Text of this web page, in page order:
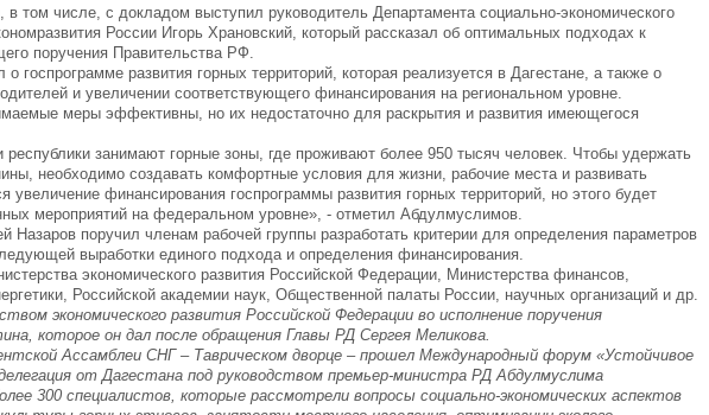
том числе, с докладом выступил руководитель Департамента социально-экономического
России Игорь Храновский, который рассказал об оптимальных подходах к
поручения Правительства РФ.
развития горных территорий, которая реализуется в Дагестане, а также о
и увеличении соответствующего финансирования на региональном уровне.
меры эффективны, но их недостаточно для раскрытия и развития имеющегося
занимают горные зоны, где проживают более 950 тысяч человек. Чтобы удержать
необходимо создавать комфортные условия для жизни, рабочие места и развивать
финансирования госпрограммы развития горных территорий, но этого будет
мероприятий на федеральном уровне», - отметил Абдулмуслимов.
Назаров поручил членам рабочей группы разработать критерии для определения параметров
выработки единого подхода и определения финансирования.
экономического развития Российской Федерации, Министерства финансов,
Российской академии наук, Общественной палаты России, научных организаций и др.
экономического развития Российской Федерации во исполнение поручения
которое он дал после обращения Главы РД Сергея Меликова.
Ассамблеи СНГ – Таврическом дворце – прошел Международный форум «Устойчивое
от Дагестана под руководством премьер-министра РД Абдулмуслима
300 специалистов, которые рассмотрели вопросы социально-экономических аспектов